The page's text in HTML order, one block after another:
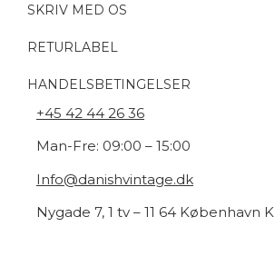
SKRIV MED OS
RETURLABEL
HANDELSBETINGELSER
+45 42 44 26 36
Man-Fre: 09:00 – 15:00
Info@danishvintage.dk
Nygade 7, 1 tv – 11 64 København K